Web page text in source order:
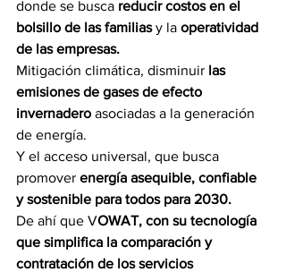
donde se busca reducir costos en el
bolsillo de las familias y la operatividad
de las empresas.
Mitigación climática, disminuir las
emisiones de gases de efecto
invernadero asociadas a la generación
de energía.
Y el acceso universal, que busca
promover energía asequible, confiable
y sostenible para todos para 2030.
De ahí que VOWAT, con su tecnología
que simplifica la comparación y
contratación de los servicios